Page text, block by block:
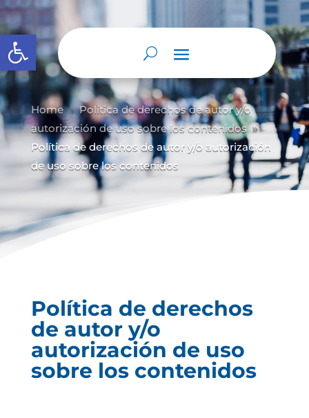
Abrir barra de herramientas
Home 9 Política de derechos de autor y/o
autorización de uso sobre los contenidos 9
Política de derechos de autor y/o autorización
de uso sobre los contenidos
Política de derechos
de autor y/o
autorización de uso
sobre los contenidos